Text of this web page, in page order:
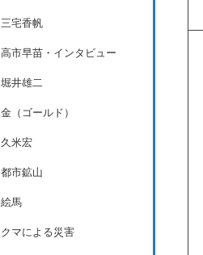
三宅香帆
高市早苗・インタビュー
堀井雄二
金（ゴールド）
久米宏
都市鉱山
絵馬
クマによる災害